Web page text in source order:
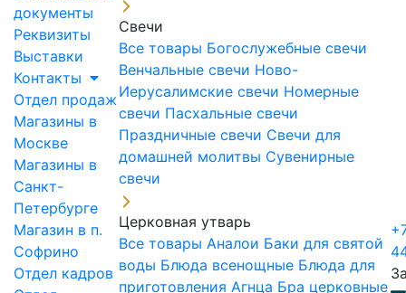
документы
Реквизиты
Выставки
Контакты
Отдел продаж
Магазины в
Москве
Магазины в
Санкт-
Петербурге
Магазин в п.
Софрино
Отдел кадров
Свечи
Все товары Богослужебные свечи
Венчальные свечи Ново-
Иерусалимские свечи Номерные
свечи Пасхальные свечи
Праздничные свечи Свечи для
домашней молитвы Сувенирные
свечи
Церковная утварь
Все товары Аналои Баки для святой
воды Блюда всенощные Блюда для
приготовления Агнца Бра церковные